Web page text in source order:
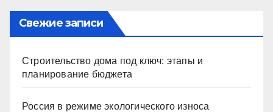
Свежие записи
Строительство дома под ключ: этапы и
планирование бюджета
Россия в режиме экологического износа